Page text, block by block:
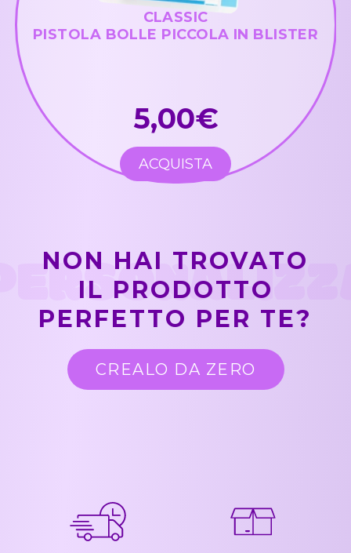
CLASSIC
PISTOLA BOLLE PICCOLA IN BLISTER
5,00€
ACQUISTA
NON HAI TROVATO
IL PRODOTTO
PERFETTO PER TE?
CREALO DA ZERO